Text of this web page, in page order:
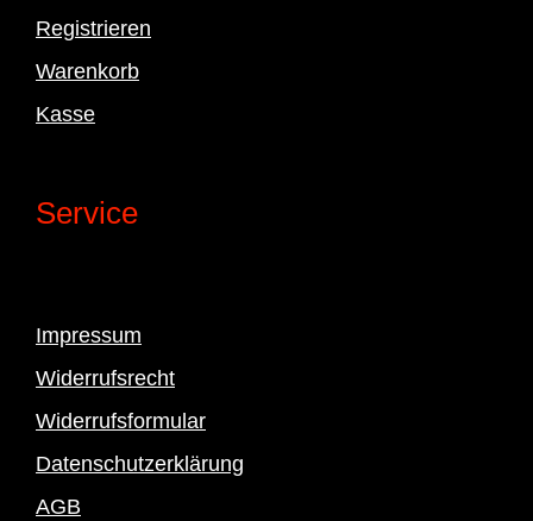
Registrieren
Warenkorb
Kasse
Service
Impressum
Widerrufsrecht
Widerrufsformular
Datenschutzerklärung
AGB